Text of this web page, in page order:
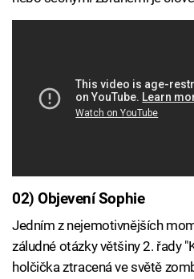
02) Objevení Sophie
Jedním z nejemotivnějších
záludné otázky většiny 2. řady
holčička ztracená ve světě